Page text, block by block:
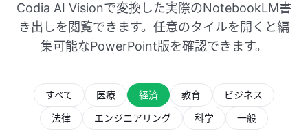
Codia AI Visionで変換した実際のNotebookLM書
き出しを閲覧できます。任意のタイルを開くと編
集可能なPowerPoint版を確認できます。
すべて 医療 経済 教育
ビジネス
法律
エンジニアリング 科学 一般